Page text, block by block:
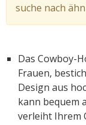
suche nach
Das Cowboy-
Frauen,
Design aus
kann bequem
verleiht Ihrem